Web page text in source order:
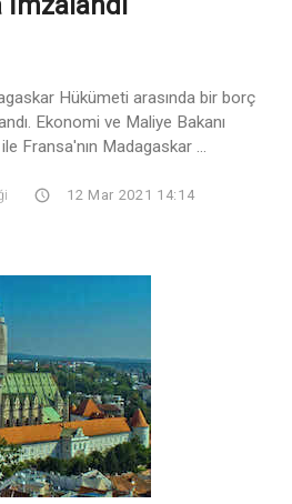
Hükümeti arasında bir borç
Ekonomi ve Maliye Bakanı
Fransa'nın Madagaskar ...
12 Mar 2021 14:14